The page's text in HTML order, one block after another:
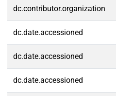
dc.contributor.organization
dc.date.accessioned
dc.date.accessioned
dc.date.accessioned